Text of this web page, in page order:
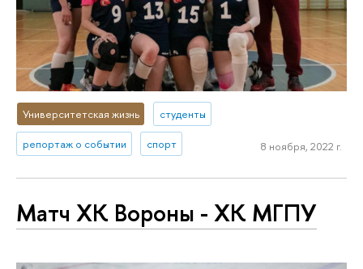
Университетская жизнь студенты
репортаж о событии спорт 8 ноября, 2022 г.
Матч ХК Вороны - ХК МГПУ